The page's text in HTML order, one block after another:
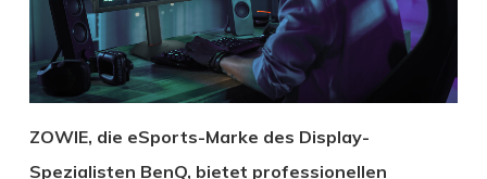
ZOWIE, die eSports-Marke des Display-
Spezialisten BenQ, bietet professionellen